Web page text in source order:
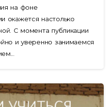
на фоне
окажется настолько
С момента публикации
и уверенно занимаемся